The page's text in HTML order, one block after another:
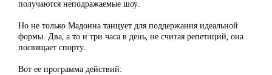
получаются неподражаемые шоу.
Но не только Мадонна танцует для поддержания идеальной
формы. Два, а то и три часа в день, не считая репетиций, она
посвящает спорту.
Вот ее программа действий: